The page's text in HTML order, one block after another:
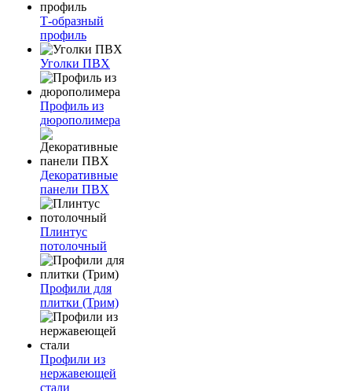
Т-образный
профиль
Уголки ПВХ
Профиль из
дюрополимера
Декоративные
панели ПВХ
Плинтус
потолочный
Профили для
плитки (Трим)
Профили из
нержавеющей
стали